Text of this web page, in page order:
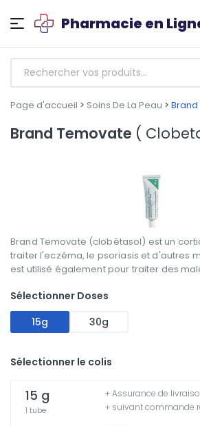
Pharmacie en
Page d'accueil > Soins De La Peau >
Brand Temovate (
Brand Temovate (clobétasol) est un
traiter l'eczéma, le psoriasis et d'autres
est utilisé également pour traiter des
Sélectionner Doses
15g
30g
Sélectionner le colis
15 g
1 tube
+ Assurance de
+ suivant commande